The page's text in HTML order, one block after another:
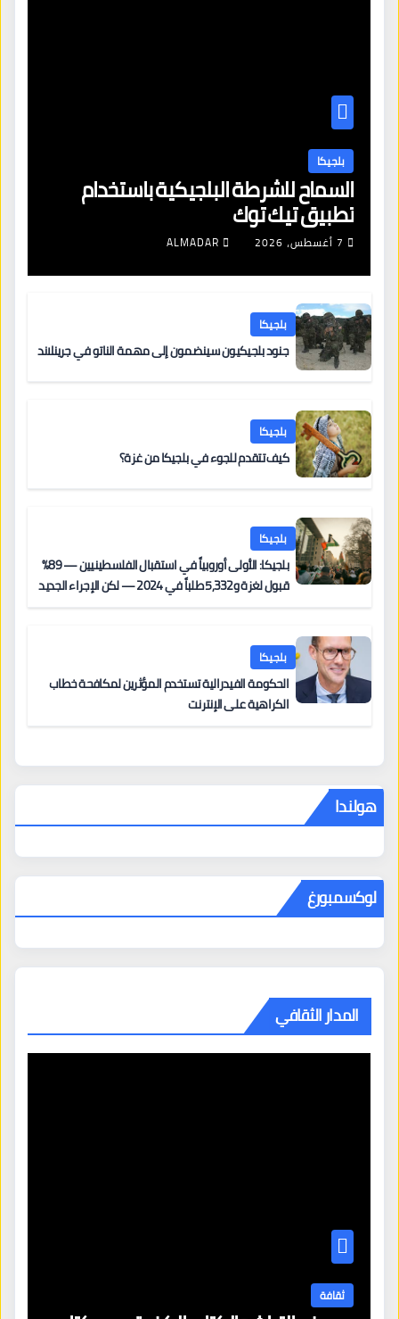
بلجيكا
السماح للشرطة البلجيكية باستخدام
تطبيق تيك توك
7 أغسطس، 2026 ALMADAR
بلجيكا
جنود بلجيكيون سينضمون إلى مهمة الناتو في جرينلاند
بلجيكا
كيف تتقدم للجوء في بلجيكا من غزة؟
بلجيكا
بلجيكا: الأولى أوروبياً في استقبال الفلسطينيين — 89%
قبول لغزة و5,332 طلباً في 2024 — لكن الإجراء الجديد
بلجيكا
الحكومة الفيدرالية تستخدم المؤثرين لمكافحة خطاب
الكراهية على الإنترنت
هولندا
لوكسمبورغ
المدار الثقافي
ثقافة